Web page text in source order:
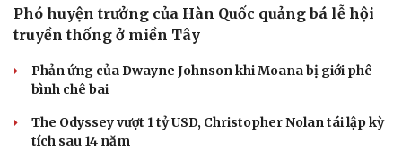
Phó huyện trưởng của Hàn Quốc quảng bá lễ hội
truyền thống ở miền Tây
Phản ứng của Dwayne Johnson khi Moana bị giới phê
bình chê bai
The Odyssey vượt 1 tỷ USD, Christopher Nolan tái lập kỳ
tích sau 14 năm